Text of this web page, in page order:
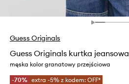
Guess Originals
Guess Originals kurtka jeansowa
męska kolor granatowy przejściowa
-70% extra -5% z kodem: OFF*